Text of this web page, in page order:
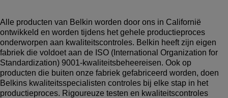
Alle producten van Belkin worden door ons in Californië
ontwikkeld en worden tijdens het gehele productieproces
onderworpen aan kwaliteitscontroles. Belkin heeft zijn eigen
fabriek die voldoet aan de ISO (International Organization for
Standardization) 9001-kwaliteitsbeheereisen. Ook op
producten die buiten onze fabriek gefabriceerd worden, doen
Belkins kwaliteitsspecialisten controles bij elke stap in het
productieproces. Rigoureuze testen en kwaliteitscontroles